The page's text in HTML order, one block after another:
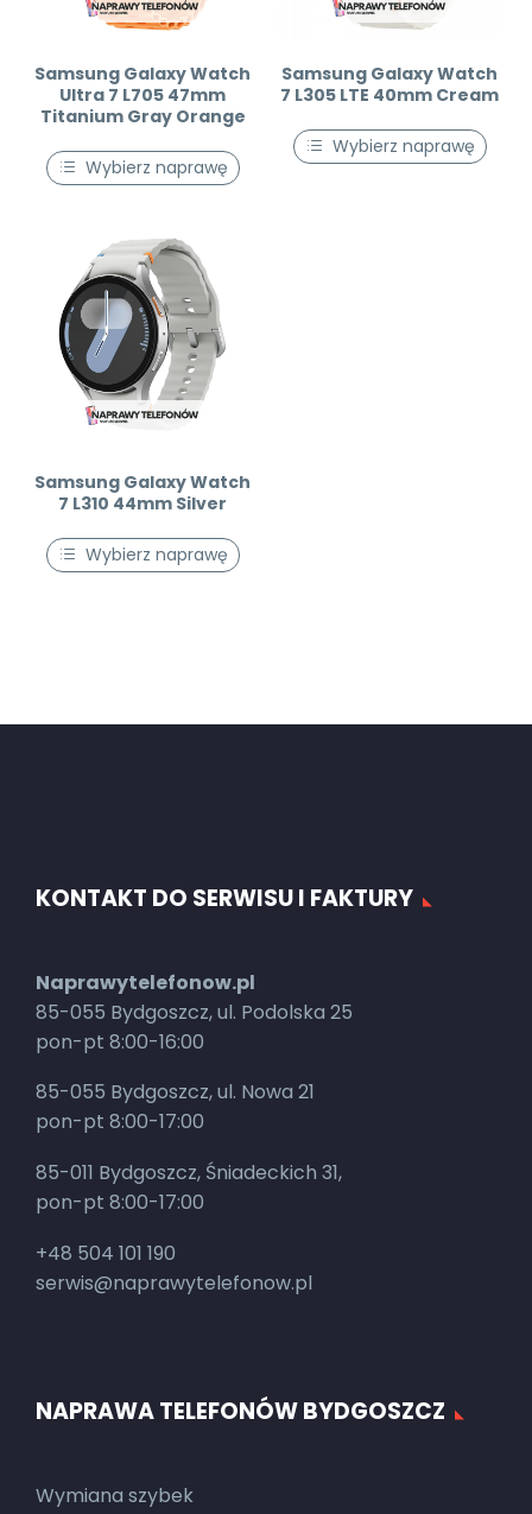
Samsung Galaxy Watch
Ultra 7 L705 47mm
Titanium Gray Orange
Wybierz naprawę
Samsung Galaxy Watch
7 L305 LTE 40mm Cream
Wybierz naprawę
Samsung Galaxy Watch
7 L310 44mm Silver
Wybierz naprawę
KONTAKT DO SERWISU I FAKTURY
Naprawytelefonow.pl
85-055 Bydgoszcz, ul. Podolska 25
pon-pt 8:00-16:00
85-055 Bydgoszcz, ul. Nowa 21
pon-pt 8:00-17:00
85-011 Bydgoszcz, Śniadeckich 31,
pon-pt 8:00-17:00
+48 504 101 190
serwis@naprawytelefonow.pl
NAPRAWA TELEFONÓW BYDGOSZCZ
Wymiana szybek